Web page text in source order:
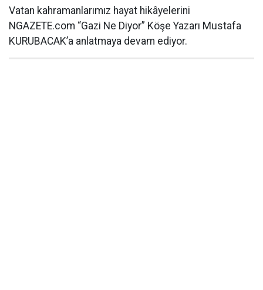
Vatan kahramanlarımız hayat hikâyelerini
NGAZETE.com “Gazi Ne Diyor” Köşe Yazarı Mustafa
KURUBACAK’a anlatmaya devam ediyor.